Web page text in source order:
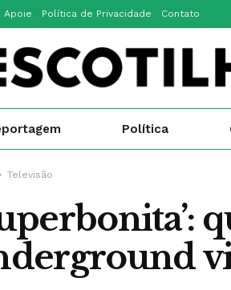
Apoie Política de Privacidade Contato
Política
Televisão